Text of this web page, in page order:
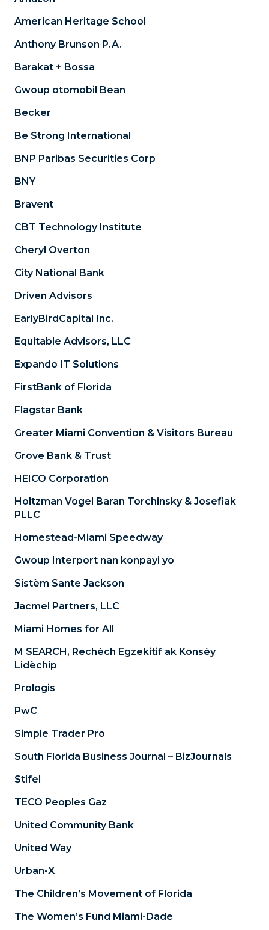
American Heritage School
Anthony Brunson P.A.
Barakat + Bossa
Gwoup otomobil Bean
Becker
Be Strong International
BNP Paribas Securities Corp
BNY
Bravent
CBT Technology Institute
Cheryl Overton
City National Bank
Driven Advisors
EarlyBirdCapital Inc.
Equitable Advisors, LLC
Expando IT Solutions
FirstBank of Florida
Flagstar Bank
Greater Miami Convention & Visitors Bureau
Grove Bank & Trust
HEICO Corporation
Holtzman Vogel Baran Torchinsky & Josefiak
PLLC
Homestead-Miami Speedway
Gwoup Interport nan konpayi yo
Sistèm Sante Jackson
Jacmel Partners, LLC
Miami Homes for All
M SEARCH, Rechèch Egzekitif ak Konsèy
Lidèchip
Prologis
PwC
Simple Trader Pro
South Florida Business Journal – BizJournals
Stifel
TECO Peoples Gaz
United Community Bank
United Way
Urban-X
The Children’s Movement of Florida
The Women’s Fund Miami-Dade